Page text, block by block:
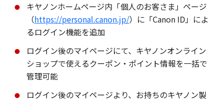
キヤノンホームページ内「個人のお客さま」ページ
（https://personal.canon.jp/）に「Canon ID」によ
るログイン機能を追加
ログイン後のマイページにて、キヤノンオンライン
ショップで使えるクーポン・ポイント情報を一括で
管理可能
ログイン後のマイページより、お持ちのキヤノン製